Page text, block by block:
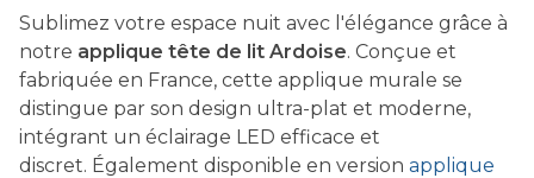
Sublimez votre espace nuit avec l'élégance grâce à
notre applique tête de lit Ardoise. Conçue et
fabriquée en France, cette applique murale se
distingue par son design ultra-plat et moderne,
intégrant un éclairage LED efficace et
discret. Également disponible en version applique